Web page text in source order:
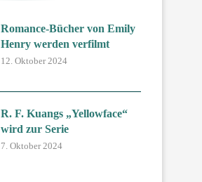
Romance-Bücher von Emily
Henry werden verfilmt
12. Oktober 2024
R. F. Kuangs „Yellowface“
wird zur Serie
7. Oktober 2024